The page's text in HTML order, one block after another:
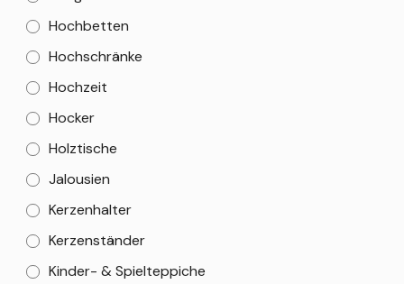
Hochbetten
Hochschränke
Hochzeit
Hocker
Holztische
Jalousien
Kerzenhalter
Kerzenständer
Kinder- & Spielteppiche